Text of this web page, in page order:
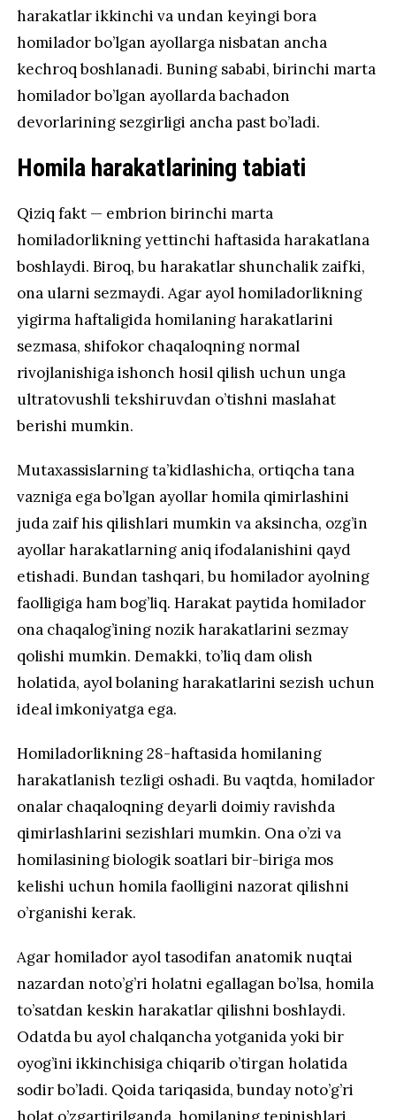
harakatlar ikkinchi va undan keyingi bora
homilador bo’lgan ayollarga nisbatan ancha
kechroq boshlanadi. Buning sababi, birinchi marta
homilador bo’lgan ayollarda bachadon
devorlarining sezgirligi ancha past bo’ladi.
Homila harakatlarining tabiati
Qiziq fakt — embrion birinchi marta
homiladorlikning yettinchi haftasida harakatlana
boshlaydi. Biroq, bu harakatlar shunchalik zaifki,
ona ularni sezmaydi. Agar ayol homiladorlikning
yigirma haftaligida homilaning harakatlarini
sezmasa, shifokor chaqaloqning normal
rivojlanishiga ishonch hosil qilish uchun unga
ultratovushli tekshiruvdan o’tishni maslahat
berishi mumkin.
Mutaxassislarning ta’kidlashicha, ortiqcha tana
vazniga ega bo’lgan ayollar homila qimirlashini
juda zaif his qilishlari mumkin va aksincha, ozg’in
ayollar harakatlarning aniq ifodalanishini qayd
etishadi. Bundan tashqari, bu homilador ayolning
faolligiga ham bog’liq. Harakat paytida homilador
ona chaqalog’ining nozik harakatlarini sezmay
qolishi mumkin. Demakki, to’liq dam olish
holatida, ayol bolaning harakatlarini sezish uchun
ideal imkoniyatga ega.
Homiladorlikning 28-haftasida homilaning
harakatlanish tezligi oshadi. Bu vaqtda, homilador
onalar chaqaloqning deyarli doimiy ravishda
qimirlashlarini sezishlari mumkin. Ona o’zi va
homilasining biologik soatlari bir-biriga mos
kelishi uchun homila faolligini nazorat qilishni
o’rganishi kerak.
Agar homilador ayol tasodifan anatomik nuqtai
nazardan noto’g’ri holatni egallagan bo’lsa, homila
to’satdan keskin harakatlar qilishni boshlaydi.
Odatda bu ayol chalqancha yotganida yoki bir
oyog’ini ikkinchisiga chiqarib o’tirgan holatida
sodir bo’ladi. Qoida tariqasida, bunday noto’g’ri